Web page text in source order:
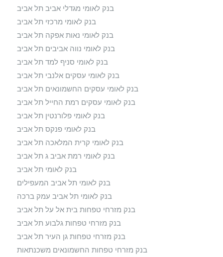
בנק לאומי מגדלי אביב תל אביב
בנק לאומי מרכזי תל אביב
בנק לאומי נאות אפקה תל אביב
בנק לאומי נווה אביבים תל אביב
בנק לאומי סניף למד תל אביב
בנק לאומי עסקים אלנבי תל אביב
בנק לאומי עסקים החשמונאים תל אביב
בנק לאומי עסקים רמת החייל תל אביב
בנק לאומי פלורנטין תל אביב
בנק לאומי פנקס תל אביב
בנק לאומי קרית המלאכה תל אביב
בנק לאומי רמת אביב ג תל אביב
בנק לאומי תל אביב
בנק לאומי תל אביב המעפילים
בנק לאומי תל אביב עמק ברכה
בנק מזרחי טפחות בית אל על תל אביב
בנק מזרחי טפחות גלבוע תל אביב
בנק מזרחי טפחות גן העיר תל אביב
בנק מזרחי טפחות החשמונאים משכנתאות